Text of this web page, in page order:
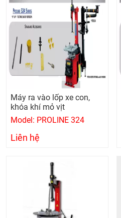
Máy ra vào lốp xe con,
khóa khí mỏ vịt
Model: PROLINE 324
Liên hệ